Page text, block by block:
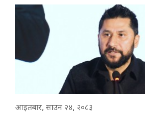
आइतबार, साउन २४, २०८३